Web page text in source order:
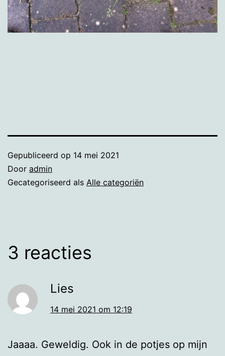
Gepubliceerd op 14 mei 2021
Door admin
Gecategoriseerd als Alle categoriën
3 reacties
Lies
14 mei 2021 om 12:19
Jaaaa. Geweldig. Ook in de potjes op mijn